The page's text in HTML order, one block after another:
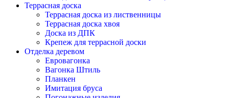
Террасная доска
Террасная доска из лиственницы
Террасная доска хвоя
Доска из ДПК
Крепеж для террасной доски
Отделка деревом
Евровагонка
Вагонка Штиль
Планкен
Имитация бруса